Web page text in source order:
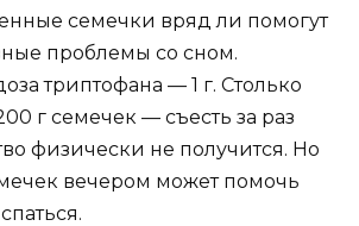
семечки вряд ли помогут
проблемы со сном.
триптофана — 1 г. Столько
г семечек — съесть за раз
физически не получится. Но
вечером может помочь